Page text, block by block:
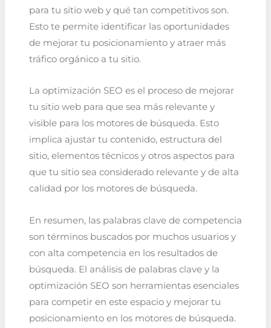
para tu sitio web y qué tan competitivos son.
Esto te permite identificar las oportunidades
de mejorar tu posicionamiento y atraer más
tráfico orgánico a tu sitio.
La optimización SEO es el proceso de mejorar
tu sitio web para que sea más relevante y
visible para los motores de búsqueda. Esto
implica ajustar tu contenido, estructura del
sitio, elementos técnicos y otros aspectos para
que tu sitio sea considerado relevante y de alta
calidad por los motores de búsqueda.
En resumen, las palabras clave de competencia
son términos buscados por muchos usuarios y
con alta competencia en los resultados de
búsqueda. El análisis de palabras clave y la
optimización SEO son herramientas esenciales
para competir en este espacio y mejorar tu
posicionamiento en los motores de búsqueda.